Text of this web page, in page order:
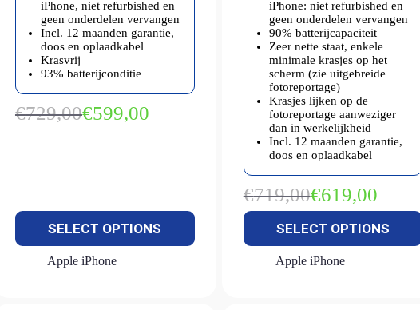
iPhone, niet refurbished en
geen onderdelen vervangen
Incl. 12 maanden garantie,
doos en oplaadkabel
Krasvrij
93% batterijconditie
€729,00Oorspronkelijke
€599,00
Huidige
SELECT OPTIONS
Apple iPhone
iPhone: niet refurbished en
geen onderdelen vervangen
90% batterijcapaciteit
Zeer nette staat, enkele
minimale krasjes op het
scherm (zie uitgebreide
fotoreportage)
Krasjes lijken op de
fotoreportage aanweziger
dan in werkelijkheid
Incl. 12 maanden garantie,
doos en oplaadkabel
€719,00Oorspronkelijke
prijs
was:
€719,00.
€619,00
Huidige
prijs
is:
€619,00.
SELECT OPTIONS
Apple iPhone